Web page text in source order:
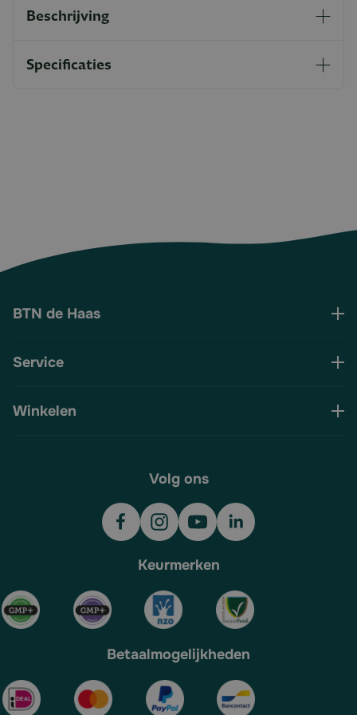
Beschrijving
Specificaties
BTN de Haas
Service
Winkelen
Volg ons
Keurmerken
Betaalmogelijkheden